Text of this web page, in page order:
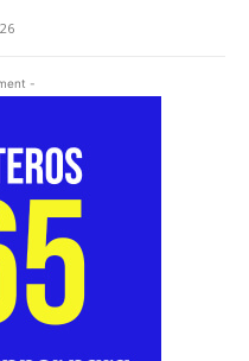
-